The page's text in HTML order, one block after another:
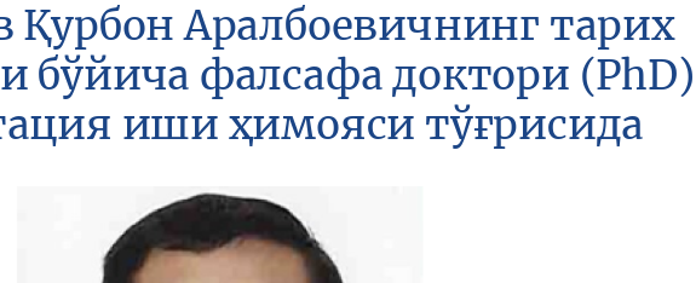
Қурбон Аралбоевичнинг тарих
бўйича фалсафа доктори (PhD)
иши ҳимояси тўғрисида